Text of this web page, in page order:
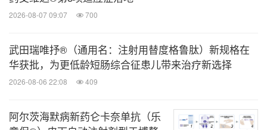
®（ELUNATE ®）商业上市。其自2020年1月起获纳
过氟嘧啶、奥沙利铂和伊立替康治疗的转移性结直肠
癌患者，包括既往接受过抗VEGF治疗和/或抗表皮生
2026-08-07 09:07 700
武田瑞唯抒®（通用名：注射用替度格鲁肽）新规格在
华获批，为更低龄短肠综合征患儿带来治疗新选择
2026-08-06 22:08 409
阿尔茨海默病新药仑卡奈单抗（乐